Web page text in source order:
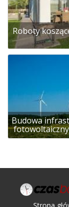
Roboty
Budowa